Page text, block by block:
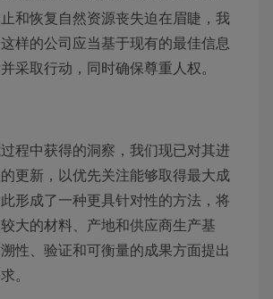
和恢复自然资源丧失迫在眉睫，我
样的公司应当基于现有的最佳信息
采取行动，同时确保尊重人权。
程中获得的洞察，我们现已对其进
更新，以优先关注能够取得最大成
形成了一种更具针对性的方法，将
大的材料、产地和供应商生产基
性、验证和可衡量的成果方面提出
。